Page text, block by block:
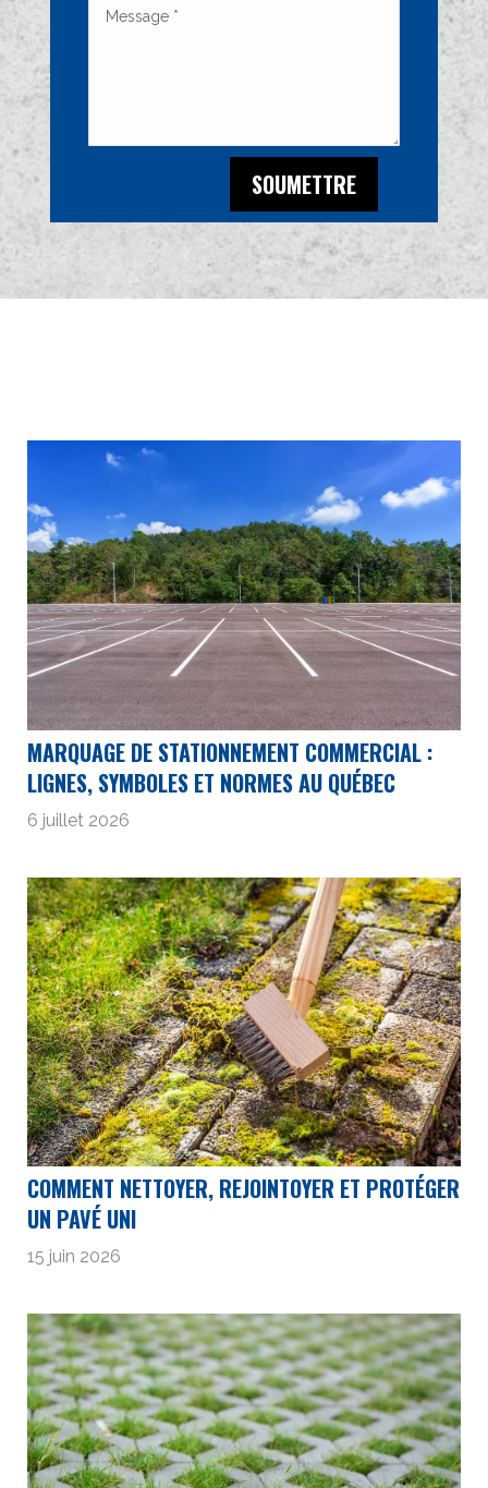
MARQUAGE DE STATIONNEMENT COMMERCIAL :
LIGNES, SYMBOLES ET NORMES AU QUÉBEC
6 juillet 2026
COMMENT NETTOYER, REJOINTOYER ET PROTÉGER
UN PAVÉ UNI
15 juin 2026